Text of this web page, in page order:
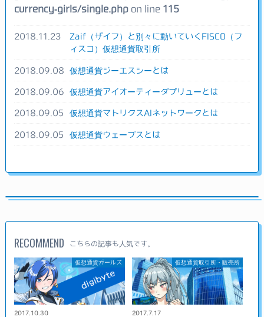
currency-girls/single.php on line 115
2018.11.23
Zaif（ザイフ）と別々に動いていくFISCO（フ
ィスコ）仮想通貨取引所
2018.09.08 仮想通貨ジーエスシーとは
2018.09.06 仮想通貨アイオーティーダブリューとは
2018.09.05 仮想通貨マトリクスAIネットワークとは
2018.09.05 仮想通貨ウェーブスとは
RECOMMEND こちらの記事も人気です。
仮想通貨ガールズ
2017.10.30
仮想通貨取引所・販売所
2017.7.17